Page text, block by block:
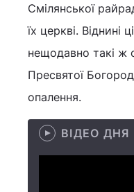
Смілянської
їх церкві. Віднині
нещодавно такі ж
Пресвятої
опалення.
ВІДЕО ДНЯ